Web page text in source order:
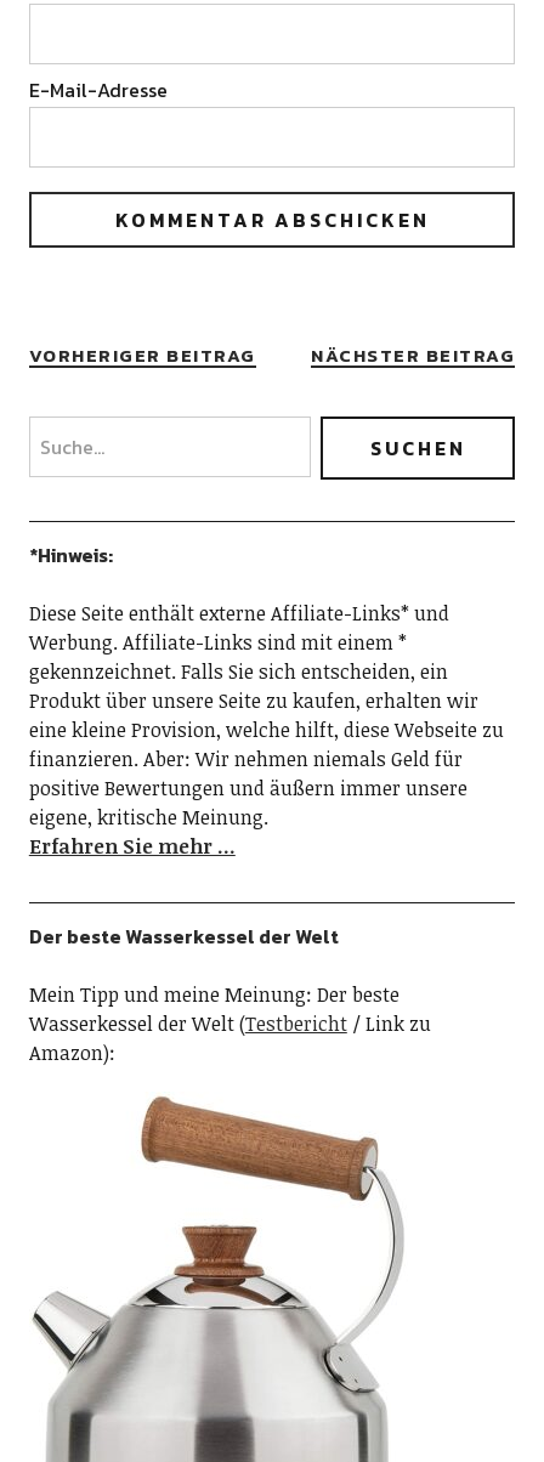
E-Mail-Adresse
VORHERIGER BEITRAG NÄCHSTER BEITRAG
*Hinweis:
Diese Seite enthält externe Affiliate-Links* und
Werbung. Affiliate-Links sind mit einem *
gekennzeichnet. Falls Sie sich entscheiden, ein
Produkt über unsere Seite zu kaufen, erhalten wir
eine kleine Provision, welche hilft, diese Webseite zu
finanzieren. Aber: Wir nehmen niemals Geld für
positive Bewertungen und äußern immer unsere
eigene, kritische Meinung.
Erfahren Sie mehr …
Der beste Wasserkessel der Welt
Mein Tipp und meine Meinung: Der beste
Wasserkessel der Welt (Testbericht/ Link zu
Amazon):